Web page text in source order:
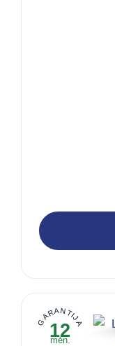
GARANTIJA
12
mėn.